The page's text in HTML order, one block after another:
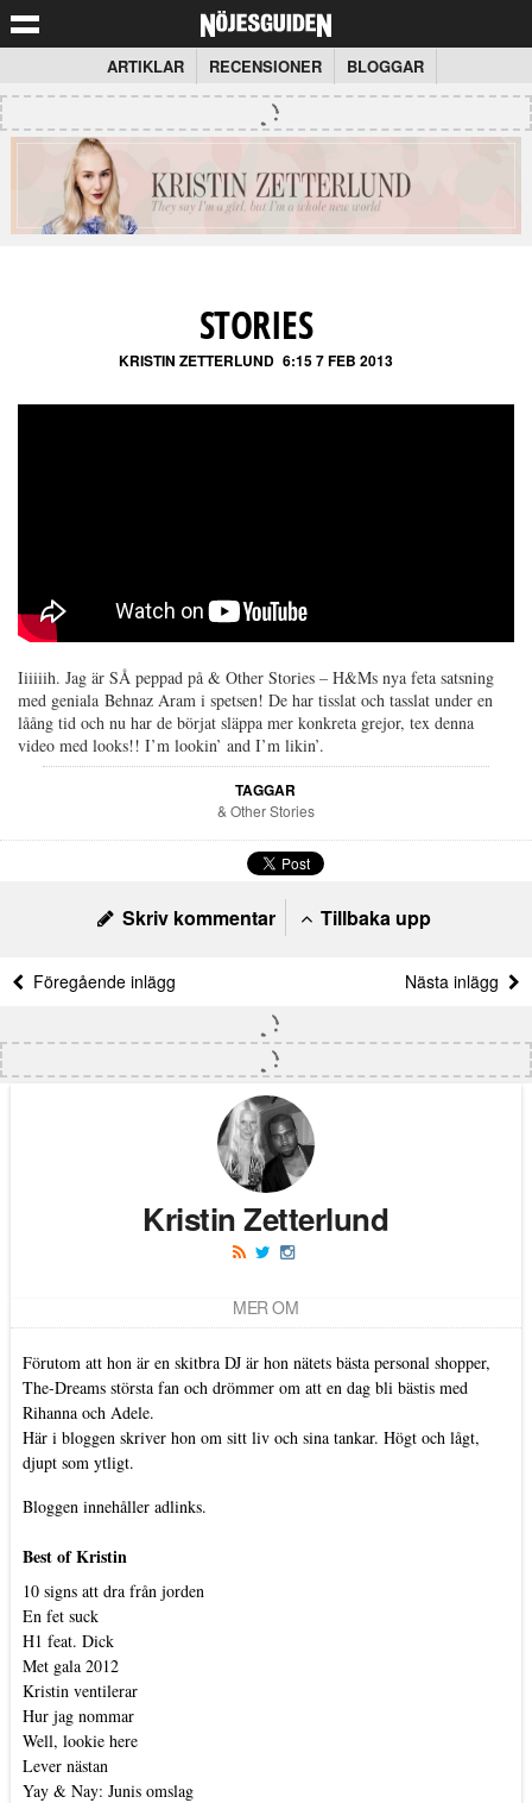
ARTIKLAR RECENSIONER BLOGGAR
STORIES
KRISTIN ZETTERLUND 6:15 7 FEB 2013
Iiiiiih. Jag är SÅ peppad på & Other Stories – H&Ms nya feta satsning
med geniala Behnaz Aram i spetsen! De har tisslat och tasslat under en
låång tid och nu har de börjat släppa mer konkreta grejor, tex denna
video med looks!! I’m lookin’ and I’m likin’.
TAGGAR
& Other Stories
Skriv kommentar Tillbaka upp
Föregående inlägg Nästa inlägg
Kristin Zetterlund
MER OM
Förutom att hon är en skitbra DJ är hon nätets bästa personal shopper,
The-Dreams största fan och drömmer om att en dag bli bästis med
Rihanna och Adele.
Här i bloggen skriver hon om sitt liv och sina tankar. Högt och lågt,
djupt som ytligt.
Bloggen innehåller adlinks.
Best of Kristin
10 signs att dra från jorden
En fet suck
H1 feat. Dick
Met gala 2012
Kristin ventilerar
Hur jag nommar
Well, lookie here
Lever nästan
Yay & Nay: Junis omslag